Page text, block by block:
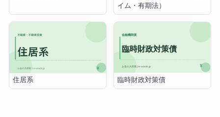
イム・有期法）
住居系 臨時財政対策債